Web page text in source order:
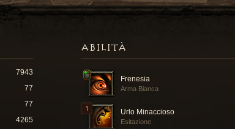
ABILITÀ
Frenesia
Arma Bianca
Urlo Minaccioso
Esitazione
7943
77
77
4265